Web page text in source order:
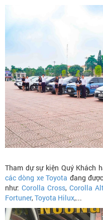
Tham dự sự kiện Quý Khách
các dòng xe Toyota đang
như:Corolla Cross,Corolla
Fortuner,Toyota Hilux,...